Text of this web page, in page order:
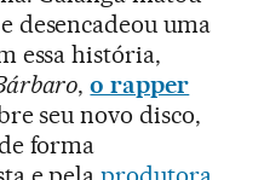
desencadeou uma
essa história,
,o rapper
seu novo disco,
forma